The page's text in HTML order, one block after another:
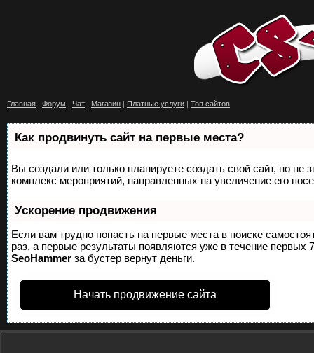
Главная | Форум | Чат | Магазин | Платные услуги | Топ сайтов
Как продвинуть сайт на первые места?
Вы создали или только планируете создать свой сайт, но не
комплекс мероприятий, направленных на увеличение его
Ускорение продвижения
Если вам трудно попасть на первые места в поиске
раз, а первые результаты появляются уже в течение первых
SeoHammer за бустер вернут деньги.
Начать продвижение сайта